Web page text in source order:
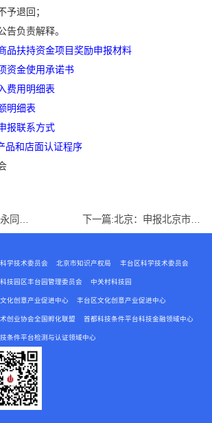
不予退回；
公告负责解释。
品扶持资金项目奖励申报材料
资金使用承诺书
费用明细表
明细表
报联系方式
品和店面认证程序
下一篇: 北京：申报北京市知识产权质押融资促进资金的通知
学技术委员会 北京市知识产权局 丰台区科学技术委员会
技园区丰台园管理委员会 中关村科技园
化创意产业促进中心 丰台区文化创意产业促进中心
创业协会全国孵化联盟 首都科技条件平台科技金融领域中心
条件平台检测与认证领域中心